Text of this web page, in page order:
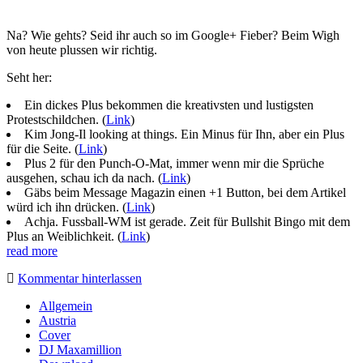
Na? Wie gehts? Seid ihr auch so im Google+ Fieber? Beim Wigh
von heute plussen wir richtig.
Seht her:
Ein dickes Plus bekommen die kreativsten und lustigsten
Protestschildchen. (Link)
Kim Jong-Il looking at things. Ein Minus für Ihn, aber ein Plus
für die Seite. (Link)
Plus 2 für den Punch-O-Mat, immer wenn mir die Sprüche
ausgehen, schau ich da nach. (Link)
Gäbs beim Message Magazin einen +1 Button, bei dem Artikel
würd ich ihn drücken. (Link)
Achja. Fussball-WM ist gerade. Zeit für Bullshit Bingo mit dem
Plus an Weiblichkeit. (Link)
read more
Kommentar hinterlassen
Sidebar
Allgemein
Austria
Cover
DJ Maxamillion